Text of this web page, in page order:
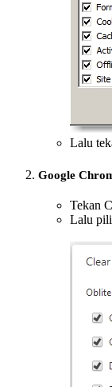
Lalu
Google
Tekan
Lalu